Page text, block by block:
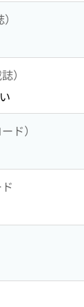
）
ド）